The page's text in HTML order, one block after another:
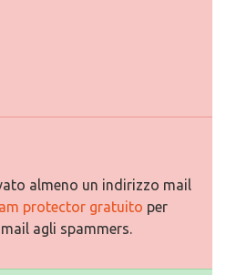
almeno un indirizzo mail
protector gratuito per
agli spammers.